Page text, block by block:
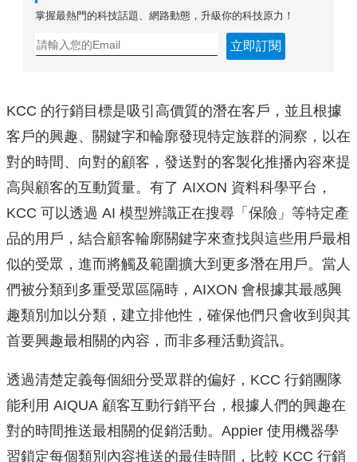
掌握最熱門的科技話題、網路動態，升級你的科技原力！
立即訂閱
KCC 的行銷目標是吸引高價質的潛在客戶，並且根據
客戶的興趣、 關鍵字和輪廓發現特定族群的洞察，以在
對的時間、向對的顧客， 發送對的客製化推播內容來提
高與顧客的互動質量。有了 AIXON 資料科學平台，
KCC 可以透過 AI 模型辨識正在搜尋「保險」等特定產
品的用戶， 結合顧客輪廓關鍵字來查找與這些用戶最相
似的受眾， 進而將觸及範圍擴大到更多潛在用戶。 當人
們被分類到多重受眾區隔時，AIXON 會根據其最感興
趣類別加以分類，建立排他性， 確保他們只會收到與其
首要興趣最相關的內容，而非多種活動資訊。
透過清楚定義每個細分受眾群的偏好，KCC 行銷團隊
能利用 AIQUA 顧客互動行銷平台，根據人們的興趣在
對的時間推送最相關的促銷活動。Appier 使用機器學
習鎖定每個類別內容推送的最佳時間，比較 KCC 行銷